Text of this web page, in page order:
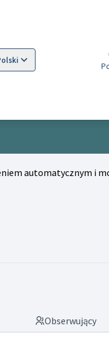
wählen Choose language
automatycznym i
Obserwujący